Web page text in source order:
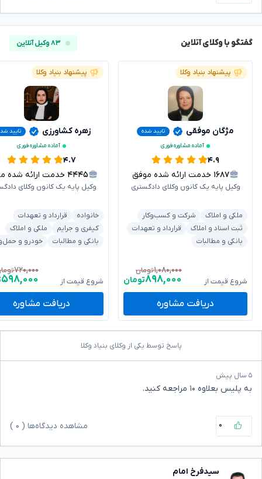
گفتگو با وکلای آنلاین ۸۳ وکیل آنلاین
پیشنهاد بنیاد وکلا
مژگان موفقی
تایید شده
آماده مشاوره فوری
۴.۹
۱۶۸۷ خدمت ارائه شده موفق
وکیل پایه یک کانون وکلای دادگستری
ملکی و املاک
شرکت و کسب‌وکار
ثبت اسناد و املاک
قرارداد و تعهدات
بانکی و مطالبات
شروع قیمت از
۱,۰۸۰,۰۰۰تومان
۸۹۸,۰۰۰تومان
دریافت مشاوره
پیشنهاد بنیاد وکلا
زهره کشاورزی
تایید
آماده مشاوره فوری
۴.۷
۴۴۴۵ خدمت ارائه شده موفق
وکیل پایه یک کانون وکلای
خانواده
قرارداد و تعهدات
کیفری و جرایم
ملکی و املاک
بانکی و مطالبات
خودرو و
شروع قیمت از
۷۲۰,۰۰۰
۵۹۸,۰۰۰
دریافت مشاوره
پاسخ توسط یکی از وکلای بنیاد وکلا
۵ سال پیش
به پلیس بعلاوه ۱۰ مراجعه کنید.
۰ مشاهده دیدگاه‌ها ( ۰
سیدفرخ امام